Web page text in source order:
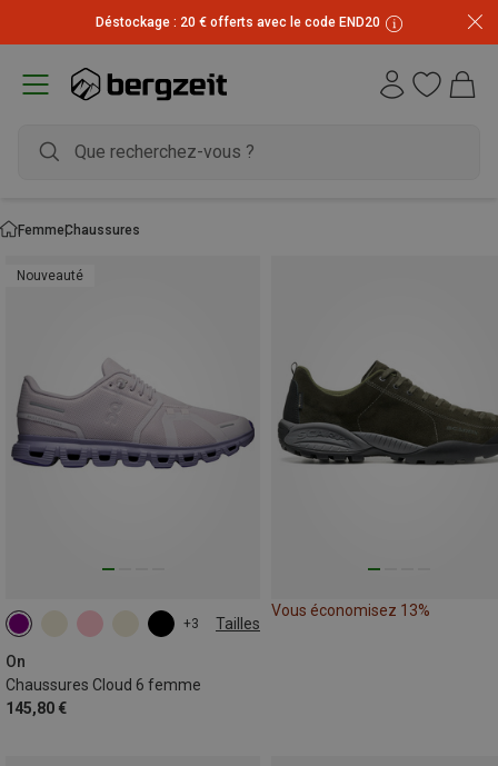
Inscrivez-vous à la newsletter et recevez 10 € !
FemmeChaussures
Nouveauté
+3 Tailles
On
Chaussures Cloud 6 femme
145,80 €
Vous économisez 13%